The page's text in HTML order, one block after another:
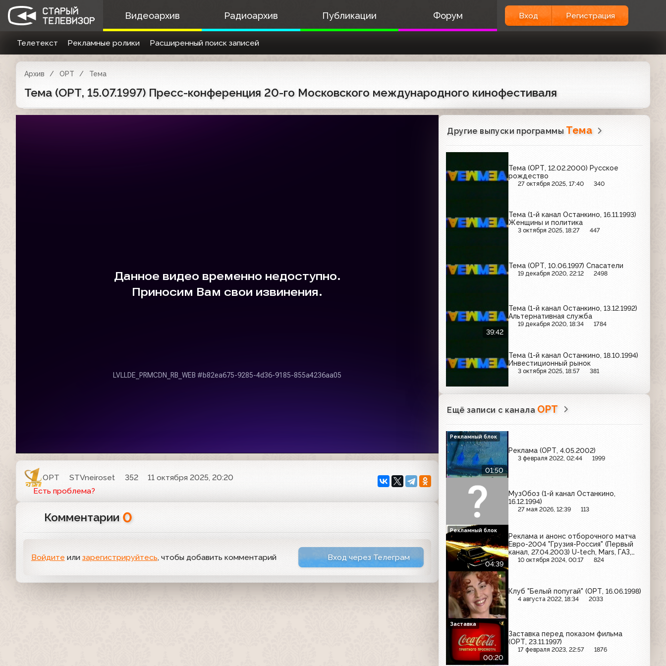
Видеоархив Радиоархив Публикации Форум Вход Регистрация
Телетекст Рекламные ролики Расширенный поиск записей
Архив ОРТ Тема
Тема (ОРТ, 15.07.1997) Пресс-конференция 20-го Московского международного кинофестиваля
ОРТ STVneiroset 352
11 октября 2025, 20:20
Есть проблема?
Комментарии 0
Войдите или зарегистрируйтесь, чтобы добавить комментарий Вход через Телеграм
Другие выпуски программы Тема
Тема (ОРТ, 12.02.2000) Русское
рождество
27 октября 2025, 17:40 340
Тема (1-й канал Останкино, 16.11.1993)
Женщины и политика
3 октября 2025, 18:27 447
Тема (ОРТ, 10.06.1997) Спасатели
19 декабря 2020, 22:12 2498
39:42
Тема (1-й канал Останкино, 13.12.1992)
Альтернативная служба
19 декабря 2020, 18:34 1784
Тема (1-й канал Останкино, 18.10.1994)
Инвестиционный рынок
3 октября 2025, 18:57 381
Ещё записи с канала ОРТ
01:50
Реклама (ОРТ, 4.05.2002)
3 февраля 2022, 02:44 1999
Рекламный блок
МузОбоз (1-й канал Останкино,
16.12.1994)
27 мая 2026, 12:39 113
04:39
Реклама и анонс отборочного матча
Евро-2004 "Грузия-Россия" (Первый
канал, 27.04.2003) U-tech, Mars, ГАЗ,
Новый жемчуг, Samsung, Rich,
10 октября 2024, 00:17 824
Рекламный блок
Клуб "Белый попугай" (ОРТ, 16.06.1998)
4 августа 2022, 18:34 2033
00:20
Заставка перед показом фильма
(ОРТ, 23.11.1997)
17 февраля 2023, 22:57 1876
Заставка